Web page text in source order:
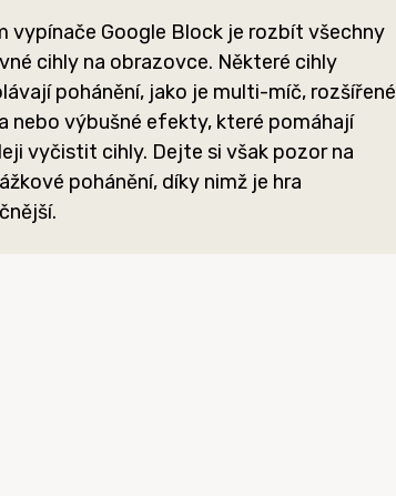
vypínače Google Block je rozbít všechny
cihly na obrazovce. Některé cihly
pohánění, jako je multi-míč, rozšířené
nebo výbušné efekty, které pomáhají
vyčistit cihly. Dejte si však pozor na
pohánění, díky nimž je hra